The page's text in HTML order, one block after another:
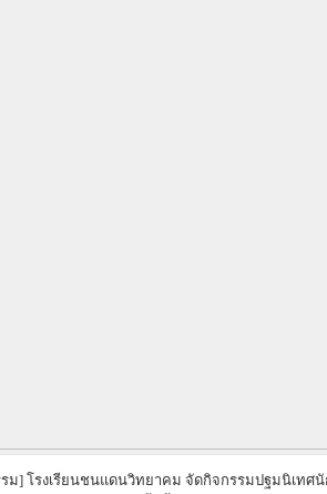
ม] โรงเรียนชนแดนวิทยาคม จัดกิจกรรมปฐมนิเทศนั